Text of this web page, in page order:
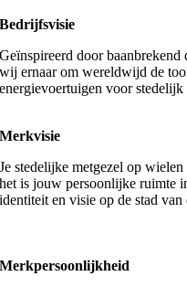
Bedrijfsvisie
Geïnspireerd door baanbrekend
wij ernaar om wereldwijd de
energievoertuigen voor
Merkvisie
Je stedelijke metgezel op
het is jouw persoonlijke ruimte
identiteit en visie op de stad
Merkpersoonlijkheid